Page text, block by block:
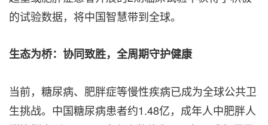
的试验数据，将中国智慧带到全球。
生态为桥：协同致胜，全周期守护健康
当前，糖尿病、肥胖症等慢性疾病已成为全球公共卫
生挑战。中国糖尿病患者约1.48亿，成年人中肥胖人